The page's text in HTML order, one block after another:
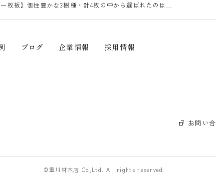
一枚板】個性豊かな3樹種・計4枚の中から選ばれたのは…
ブログ 企業情報 採用情報
お問い
©重川材木店 Co,Ltd. All rights reserved.